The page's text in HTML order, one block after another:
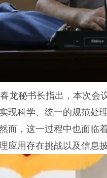
龙秘书长指出，本次会
现科学、统一的规范处
而，这一过程中也面临
应用存在挑战以及信息